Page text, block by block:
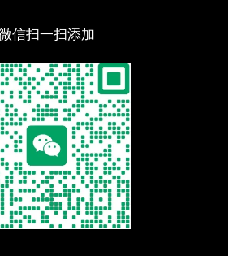
信扫一扫添加